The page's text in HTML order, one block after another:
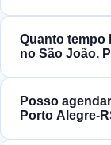
Quanto tempo
no São João,
Posso
Porto